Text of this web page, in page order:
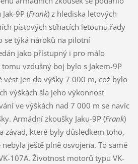
9P (Frank) z hlediska letových
pístových stíhacích letounů řady
se týká nároků na pilotní
jako přístupný i pro málo
vzdušný boj bylo s Jakem-9P
vést jen do výšky 7 000 m, což bylo
výškách šla jeho výkonnost
ve výškách nad 7 000 m se navíc
Armádní zkoušky Jaku-9P (Frank)
závad, které byly důsledkem toho,
ještě plně osvojena. To samé
107A. Životnost motorů typu VK-